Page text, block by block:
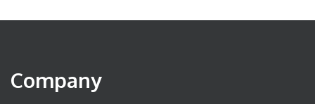
Company